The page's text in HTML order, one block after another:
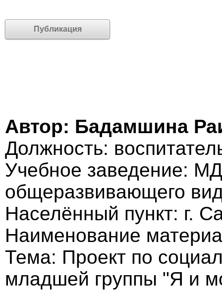
Публикация
Автор: Бадамшина
Должность:
Учебное заведение:
общеразвивающего
Населённый пункт: г.
Наименование
Тема: Проект по
младшей группы "Я и